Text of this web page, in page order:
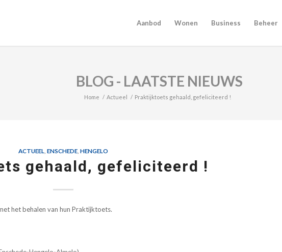
Aanbod Wonen Business Beheer
BLOG - LAATSTE NIEUWS
Home / Actueel / Praktijktoets gehaald, gefeliciteerd !
ACTUEEL, ENSCHEDE, HENGELO
gehaald, gefeliciteerd !
het behalen van hun Praktijktoets.